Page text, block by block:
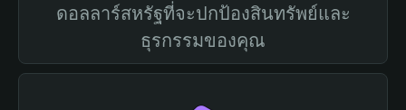
ดอลลาร์สหรัฐที่จะปกป้องสินทรัพย์และ
ธุรกรรมของคุณ